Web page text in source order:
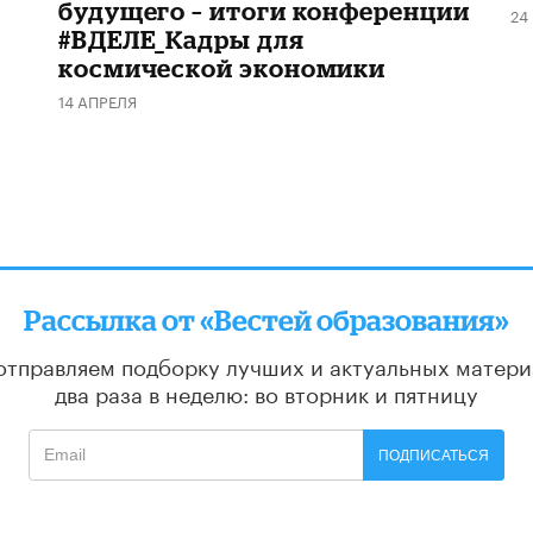
будущего – итоги конференции
#ВДЕЛЕ_Кадры для
космической экономики
14 АПРЕЛЯ
Рассылка от «Вестей образования»
подборку лучших и актуальных
два раза в неделю: во вторник и пятницу
ПОДПИСАТЬСЯ